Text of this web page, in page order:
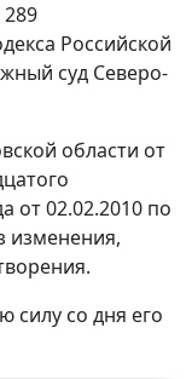
289
Российской
суд Северо-
области от
от 02.02.2010 по
изменения,
силу со дня его